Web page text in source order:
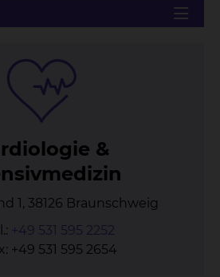
&
1, 38126 Braunschweig
+49 531 595 2252
+49 531 595 2654